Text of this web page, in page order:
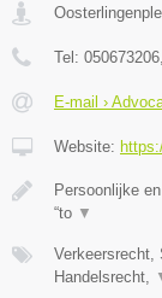
Tel: 050673206
E-mail ›
Website:
Persoonlijke
“to ▼
Verkeersrecht,
Handelsrecht,